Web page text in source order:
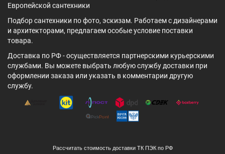
Европейской сантехники
Подбор сантехники по фото, эскизам. Работаем с дизайнерами
и архитекторами, предлагаем особые условие поставки
товара.
Доставка по РФ - осуществляется партнерскими курьерскими
службами. Вы можете выбрать любую службу доставки при
оформлении заказа или указать в комментарии другую
службу.
Рассчитать стоимость доставки ТК ПЭК по РФ